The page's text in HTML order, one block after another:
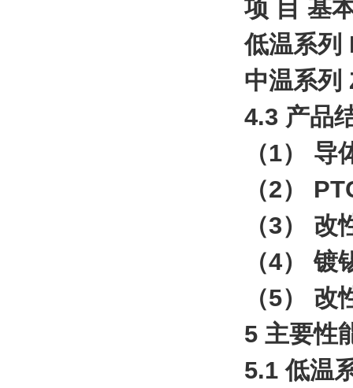
项 目 基
低温系列
中温系列
4.3 产品
（1）
（2）
（3）
（4）
（5）
5 主要性
5.1 低温